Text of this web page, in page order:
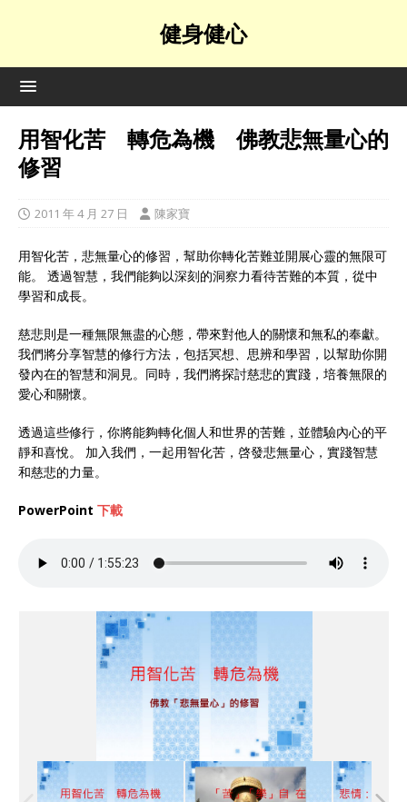
健身健心
用智化苦 轉危為機 佛教悲無量心的
修習
2011 年 4 月 27 日 陳家寶
用智化苦，悲無量心的修習，幫助你轉化苦難並開展心靈的無限可
能。 透過智慧，我們能夠以深刻的洞察力看待苦難的本質，從中
學習和成長。
慈悲則是一種無限無盡的心態，帶來對他人的關懷和無私的奉獻。
我們將分享智慧的修行方法，包括冥想、思辨和學習，以幫助你開
發內在的智慧和洞見。同時，我們將探討慈悲的實踐，培養無限的
愛心和關懷。
透過這些修行，你將能夠轉化個人和世界的苦難，並體驗內心的平
靜和喜悅。 加入我們，一起用智化苦，啓發悲無量心，實踐智慧
和慈悲的力量。
PowerPoint 下載